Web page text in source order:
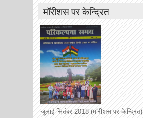
मॉरीशस पर केन्द्रित
जुलाई-सितंबर 2018 (मॉरीशस पर केन्द्रित)